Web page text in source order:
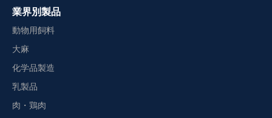
業界別製品
動物用飼料
大麻
化学品製造
乳製品
肉・鶏肉